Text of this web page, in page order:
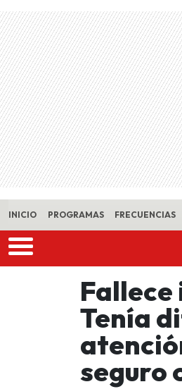
Skip to main content
INICIO PROGRAMAS FRECUENCIAS
Fallece
Tenía
seguro